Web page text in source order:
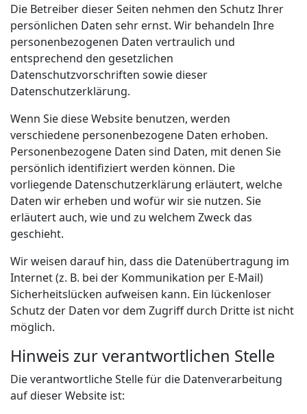
Die Betreiber dieser Seiten nehmen den Schutz Ihrer
persönlichen Daten sehr ernst. Wir behandeln Ihre
personenbezogenen Daten vertraulich und
entsprechend den gesetzlichen
Datenschutzvorschriften sowie dieser
Datenschutzerklärung.
Wenn Sie diese Website benutzen, werden
verschiedene personenbezogene Daten erhoben.
Personenbezogene Daten sind Daten, mit denen Sie
persönlich identifiziert werden können. Die
vorliegende Datenschutzerklärung erläutert, welche
Daten wir erheben und wofür wir sie nutzen. Sie
erläutert auch, wie und zu welchem Zweck das
geschieht.
Wir weisen darauf hin, dass die Datenübertragung im
Internet (z. B. bei der Kommunikation per E-Mail)
Sicherheitslücken aufweisen kann. Ein lückenloser
Schutz der Daten vor dem Zugriff durch Dritte ist nicht
möglich.
Hinweis zur verantwortlichen Stelle
Die verantwortliche Stelle für die Datenverarbeitung
auf dieser Website ist: